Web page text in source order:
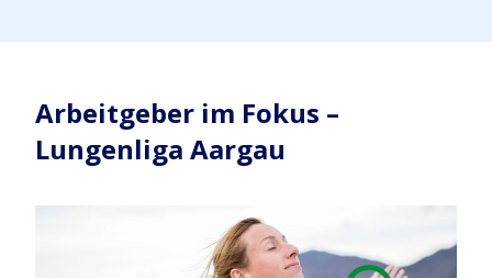
Arbeitgeber im Fokus –
Lungenliga Aargau